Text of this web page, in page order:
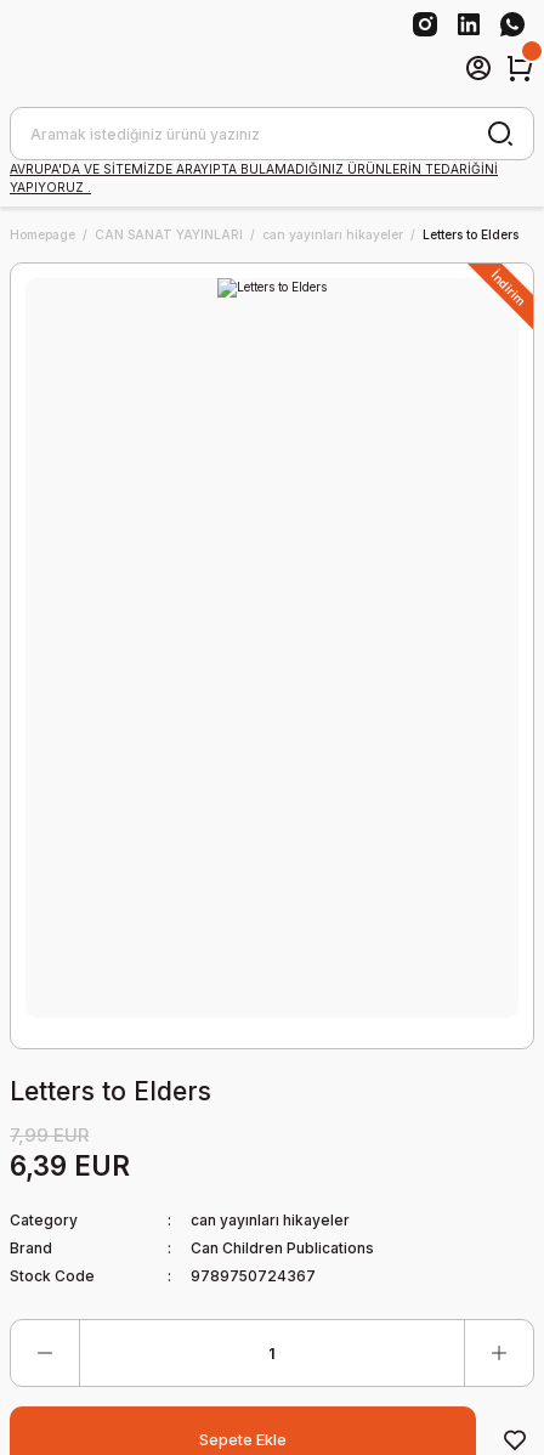
AVRUPA'DA VE SİTEMİZDE ARAYIPTA BULAMADIĞINIZ ÜRÜNLERİN TEDARİĞİNİ
YAPIYORUZ .
Homepage CAN SANAT YAYINLARI can yayınları hikayeler Letters to Elders
İndirim
Letters to Elders
7,99 EUR
6,39 EUR
Category
can yayınları hikayeler
Brand
Can Children Publications
Stock Code
9789750724367
Sepete Ekle